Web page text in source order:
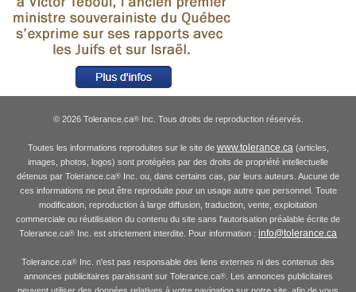
© 2026 Tolerance.ca®Inc. Tous droits de reproduction réservés.
Toutes les informations reproduites sur le site de www.tolerance.ca(articles,
images, photos, logos) sont protégées par des droits de propriété intellectuelle
détenus par Tolerance.ca® Inc. ou, dans certains cas, par leurs auteurs. Aucune de
ces informations ne peut être reproduite pour un usage autre que personnel. Toute
modification, reproduction à large diffusion, traduction, vente, exploitation
commerciale ou réutilisation du contenu du site sans l'autorisation préalable écrite de
Tolerance.ca® Inc. est strictement interdite. Pour information : info@tolerance.ca
Tolerance.ca® Inc. n'est pas responsable des liens externes ni des contenus des
annonces publicitaires paraissant sur Tolerance.ca®. Les annonces publicitaires